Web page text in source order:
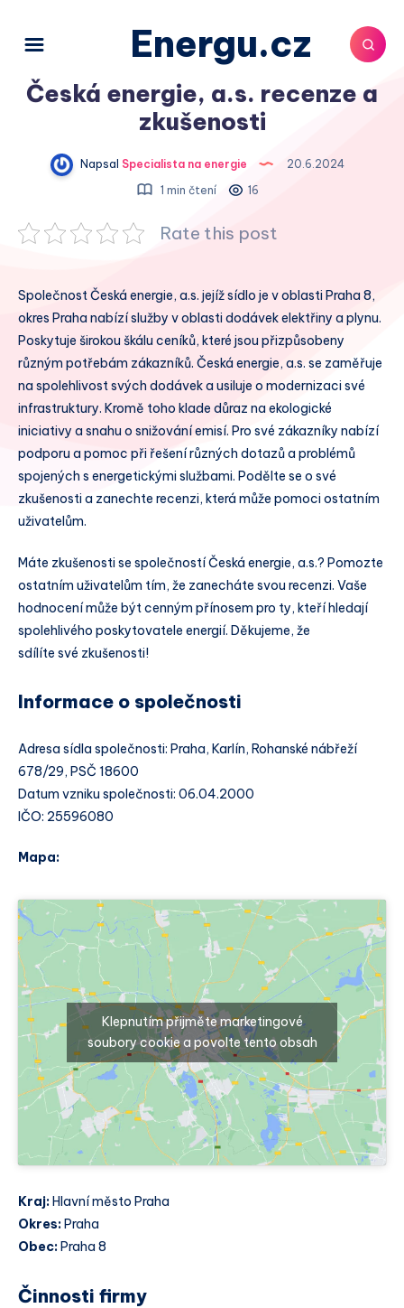
Energu.cz
Česká energie, a.s. recenze a
zkušenosti
Napsal Specialista na energie
20.6.2024
1 min čtení
16
Rate this post
Společnost Česká energie, a.s. jejíž sídlo je v oblasti Praha 8,
okres Praha nabízí služby v oblasti dodávek elektřiny a plynu.
Poskytuje širokou škálu ceníků, které jsou přizpůsobeny
různým potřebám zákazníků. Česká energie, a.s. se zaměřuje
na spolehlivost svých dodávek a usiluje o modernizaci své
infrastruktury. Kromě toho klade důraz na ekologické
iniciativy a snahu o snižování emisí. Pro své zákazníky nabízí
podporu a pomoc při řešení různých dotazů a problémů
spojených s energetickými službami. Podělte se o své
zkušenosti a zanechte recenzi, která může pomoci ostatním
uživatelům.
Máte zkušenosti se společností Česká energie, a.s.? Pomozte
ostatním uživatelům tím, že zanecháte svou recenzi. Vaše
hodnocení může být cenným přínosem pro ty, kteří hledají
spolehlivého poskytovatele energií. Děkujeme, že
sdílíte své zkušenosti!
Informace o společnosti
Adresa sídla společnosti: Praha, Karlín, Rohanské nábřeží
678/29, PSČ 18600
Datum vzniku společnosti: 06.04.2000
IČO: 25596080
Mapa:
Klepnutím přijměte marketingové
soubory cookie a povolte tento obsah
Kraj: Hlavní město Praha
Okres: Praha
Obec: Praha 8
Činnosti firmy